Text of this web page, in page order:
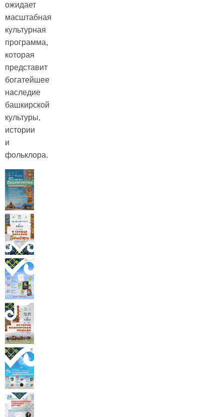
ожидает
масштабная
культурная
программа,
которая
представит
бoгатейшее
наследие
башкирской
культуры,
истории
и
фольклора.